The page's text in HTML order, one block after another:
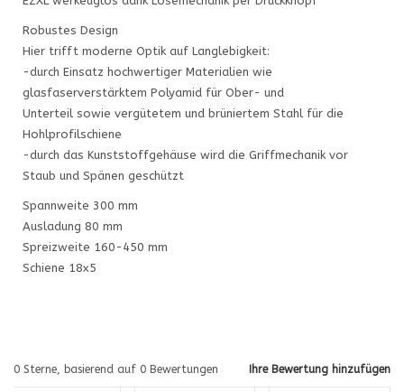
Robustes Design
Hier trifft moderne Optik auf Langlebigkeit:
-durch Einsatz hochwertiger Materialien wie
glasfaserverstärktem Polyamid für Ober- und
Unterteil sowie vergütetem und brüniertem Stahl für die
Hohlprofilschiene
-durch das Kunststoffgehäuse wird die Griffmechanik vor
Staub und Spänen geschützt
Spannweite 300 mm
Ausladung 80 mm
Spreizweite 160-450 mm
Schiene 18x5
Ihre Bewertung hinzufügen
0 Sterne, basierend auf 0 Bewertungen